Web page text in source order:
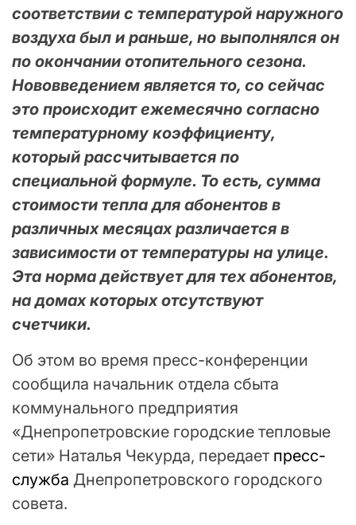
соответствии с температурой наружного
воздуха был и раньше, но выполнялся он
по окончании отопительного сезона.
Нововведением является то, со сейчас
это происходит ежемесячно согласно
температурному коэффициенту,
который рассчитывается по
специальной формуле. То есть, сумма
стоимости тепла для абонентов в
различных месяцах различается в
зависимости от температуры на улице.
Эта норма действует для тех абонентов,
на домах которых отсутствуют
счетчики.
Об этом во время пресс-конференции
сообщила начальник отдела сбыта
коммунального предприятия
«Днепропетровские городские тепловые
сети» Наталья Чекурда, передает пресс-
служба Днепропетровского городского
совета.